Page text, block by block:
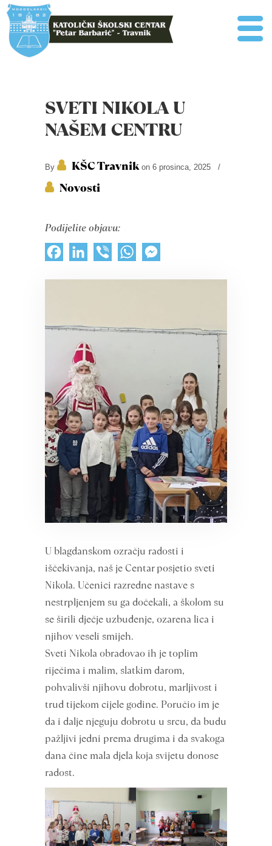
SVETI NIKOLA U
NAŠEM CENTRU
By KŠC Travnikon 6 prosinca, 2025 /
Novosti
Podijelite objavu:
FacebookLinkedInViber WhatsApp
U blagdanskom ozračju radosti i
iščekivanja, naš je Centar posjetio sveti
Nikola. Učenici razredne nastave s
nestrpljenjem su ga dočekali, a školom su
se širili dječje uzbuđenje, ozarena lica i
njihov veseli smijeh.
Sveti Nikola obradovao ih je toplim
riječima i malim, slatkim darom,
pohvalivši njihovu dobrotu, marljivost i
trud tijekom cijele godine. Poručio im je
da i dalje njeguju dobrotu u srcu, da budu
pažljivi jedni prema drugima i da svakoga
dana čine mala djela koja svijetu donose
radost.